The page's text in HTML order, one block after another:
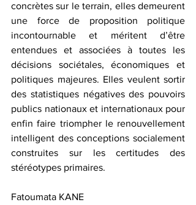
concrètes sur le terrain, elles demeurent
une force de proposition politique
incontournable et méritent d’être
entendues et associées à toutes les
décisions sociétales, économiques et
politiques majeures. Elles veulent sortir
des statistiques négatives des pouvoirs
publics nationaux et internationaux pour
enfin faire triompher le renouvellement
intelligent des conceptions socialement
construites sur les certitudes des
stéréotypes primaires.
Fatoumata KANE